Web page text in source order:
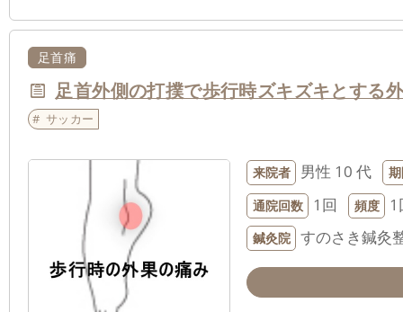
足首痛
足首外側の打撲で歩行時ズキズキとする
サッカー
来院者 男性 10 代
通院回数
1回 頻度 1
鍼灸院 すのさき鍼灸